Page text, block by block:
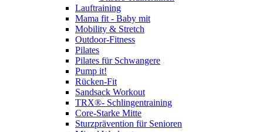
Lauftraining
Mama fit - Baby mit
Mobility & Stretch
Outdoor-Fitness
Pilates
Pilates für Schwangere
Pump it!
Rücken-Fit
Sandsack Workout
TRX®- Schlingentraining
Core-Starke Mitte
Sturzprävention für Senioren